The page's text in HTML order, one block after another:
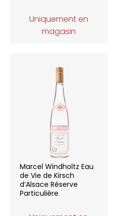
Uniquement en
magasin
Marcel Windholtz Eau
de Vie de Kirsch
d’Alsace Réserve
Particulière